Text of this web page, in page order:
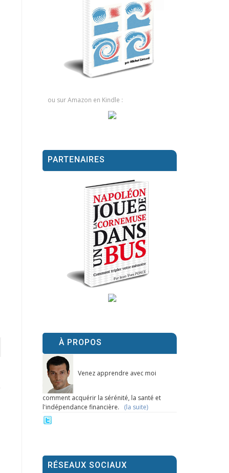
ou sur Amazon en Kindle :
PARTENAIRES
À PROPOS
Venez apprendre avec moi
comment acquérir la sérénité, la santé et
l'indépendance financière. (la suite)
RÉSEAUX SOCIAUX